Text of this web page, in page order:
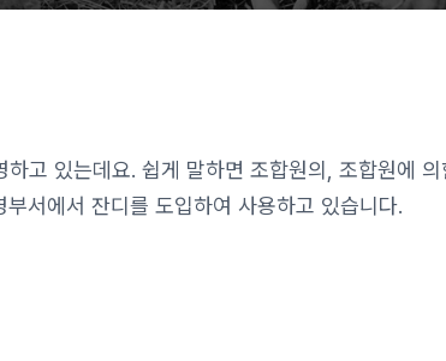
고 있는데요. 쉽게 말하면 조합원의, 조합원에
서에서 잔디를 도입하여 사용하고 있습니다.